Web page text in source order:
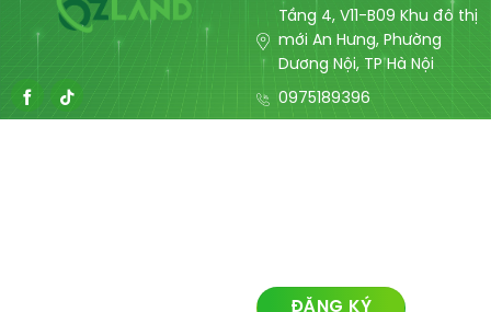
Tầng 4, V11-B09 Khu đô thị
mới An Hưng, Phường
Dương Nội, TP Hà Nội
0975189396